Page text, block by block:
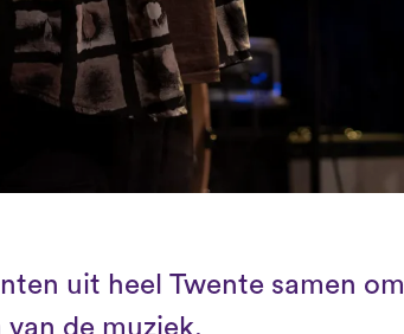
uit heel Twente samen om
de muziek.